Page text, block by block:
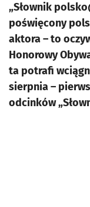
„Słownik
poświęcony
aktora – to
Honorowy
ta potrafi
sierpnia –
odcinków